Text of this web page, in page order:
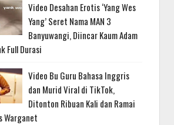
Video Desahan Erotis ‘Yang Wes
Yang’ Seret Nama MAN 3
Banyuwangi, Diincar Kaum Adam
Full Durasi
Video Bu Guru Bahasa Inggris
dan Murid Viral di TikTok,
Ditonton Ribuan Kali dan Ramai
Warganet